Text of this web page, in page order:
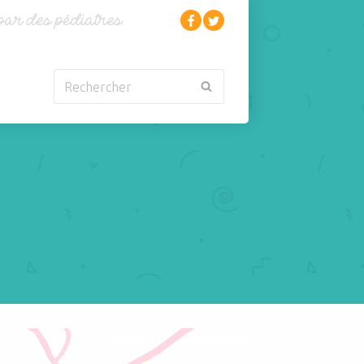
Rechercher
Pédiatrie
Pneumologie
Sommeil
Tabagisme Vapotage
enfants: le Dr Pfersdorff pédiatre, sur France 3 Grand Est, Invité